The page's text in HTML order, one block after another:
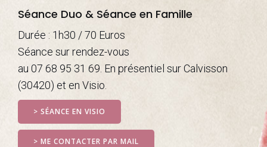
Séance Duo & Séance en Famille
Durée : 1h30 / 70 Euros
Séance sur rendez-vous
au 07 68 95 31 69. En présentiel sur Calvisson
(30420) et en Visio.
> SÉANCE EN VISIO
> ME CONTACTER PAR MAIL